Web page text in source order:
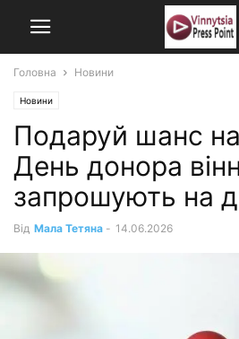
Головна Новини
Новини
Подаруй шанс
День донора
запрошують на
Від Мала Тетяна - 14.06.2026